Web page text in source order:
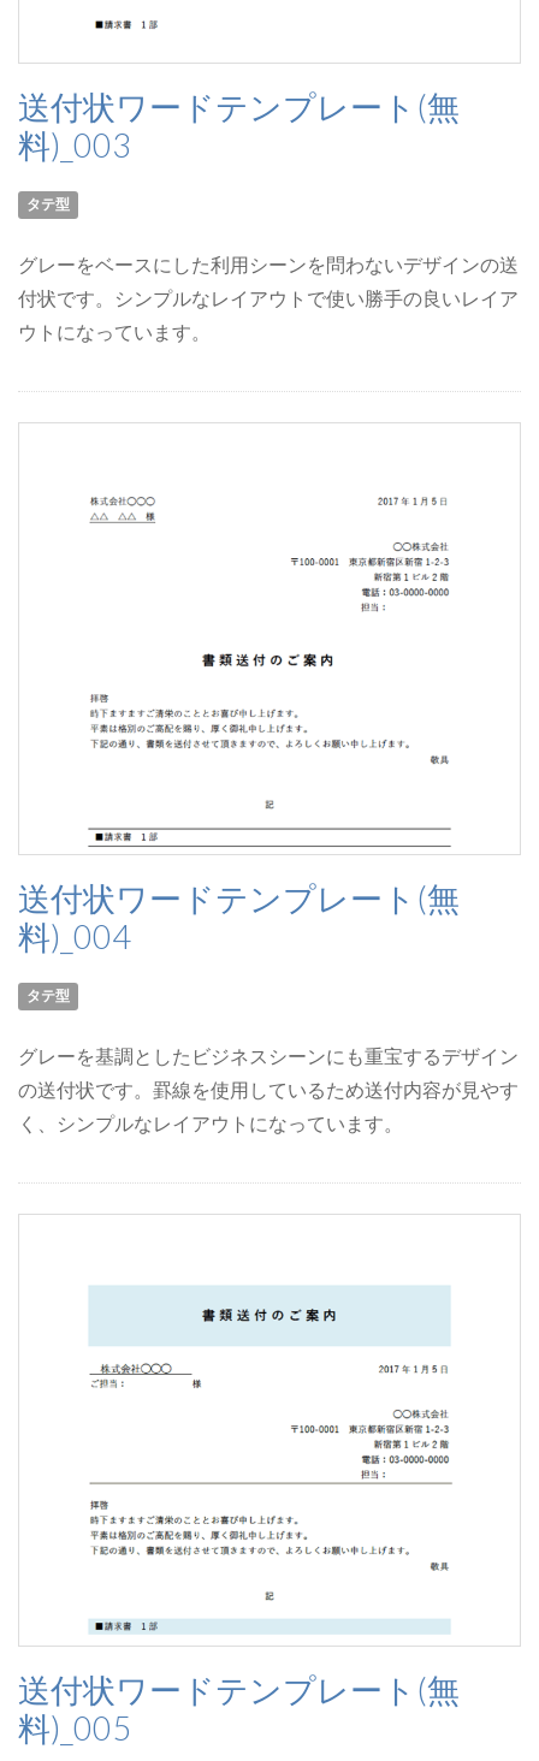
送付状ワードテンプレート(無
料)_003
タテ型
グレーをベースにした利用シーンを問わないデザインの送
付状です。シンプルなレイアウトで使い勝手の良いレイア
ウトになっています。
送付状ワードテンプレート(無
料)_004
タテ型
グレーを基調としたビジネスシーンにも重宝するデザイン
の送付状です。罫線を使用しているため送付内容が見やす
く、シンプルなレイアウトになっています。
送付状ワードテンプレート(無
料)_005